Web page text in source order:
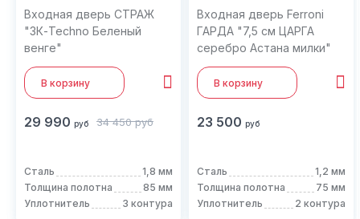
Входная дверь СТРАЖ
"3К-Techno Беленый
венге"
В корзину
29 990 руб 34 450 руб
Сталь
1,8 мм
Толщина полотна
85 мм
Уплотнитель
3 контура
Входная дверь Ferroni
ГАРДА "7,5 см ЦАРГА
серебро Астана милки"
В корзину
23 500 руб
Сталь
1,2 мм
Толщина полотна
75 мм
Уплотнитель
2 контура